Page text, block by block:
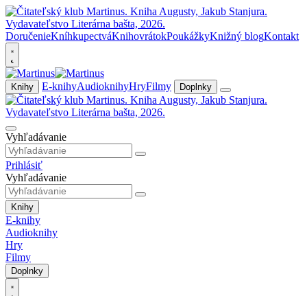
DoručenieKníhkupectváKnihovrátokPoukážkyKnižný blogKontakt
Knihy E-knihyAudioknihyHryFilmy Doplnky
Vyhľadávanie
Prihlásiť
Vyhľadávanie
Knihy
E-knihy
Audioknihy
Hry
Filmy
Doplnky